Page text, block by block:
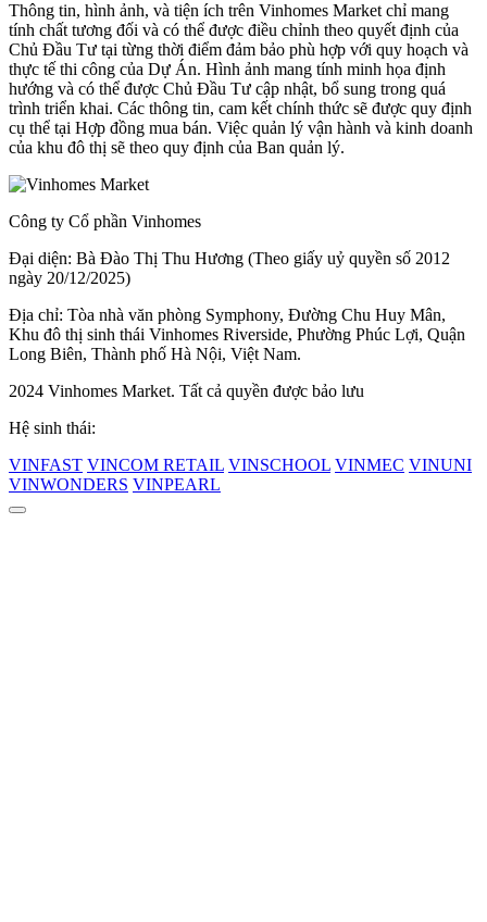
Thông tin, hình ảnh, và tiện ích trên Vinhomes Market chỉ mang
tính chất tương đối và có thể được điều chỉnh theo quyết định của
Chủ Đầu Tư tại từng thời điểm đảm bảo phù hợp với quy hoạch và
thực tế thi công của Dự Án. Hình ảnh mang tính minh họa định
hướng và có thể được Chủ Đầu Tư cập nhật, bổ sung trong quá
trình triển khai. Các thông tin, cam kết chính thức sẽ được quy định
cụ thể tại Hợp đồng mua bán. Việc quản lý vận hành và kinh doanh
của khu đô thị sẽ theo quy định của Ban quản lý.
Công ty Cổ phần Vinhomes
Đại diện: Bà Đào Thị Thu Hương (Theo giấy uỷ quyền số 2012
ngày 20/12/2025)
Địa chỉ: Tòa nhà văn phòng Symphony, Đường Chu Huy Mân,
Khu đô thị sinh thái Vinhomes Riverside, Phường Phúc Lợi, Quận
Long Biên, Thành phố Hà Nội, Việt Nam.
2024 Vinhomes Market. Tất cả quyền được bảo lưu
Hệ sinh thái:
VINFAST VINCOM RETAIL VINSCHOOL VINMEC VINUNI
VINWONDERS VINPEARL